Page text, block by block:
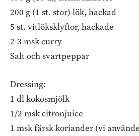
200 g (1 st. stor) lök, hackad
5 st. vitlöksklyftor, hackade
2-3 msk curry
Salt och svartpeppar
Dressing:
1 dl kokosmjölk
1/2 msk citronjuice
1 msk färsk koriander (vi